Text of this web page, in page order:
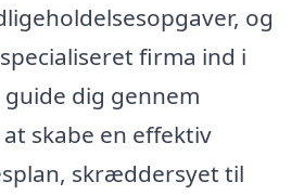
og
firma ind i
dig gennem
skabe en effektiv
skræddersyet til